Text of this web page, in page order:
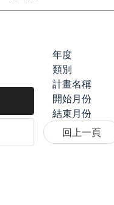
年度
類別
計畫名稱
開始月份
結束月份